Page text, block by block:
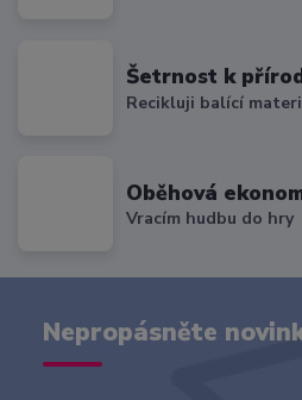
Šetrnost k
Recikluji balící
Oběhová
Vracím hudbu do hry
Nepropásněte